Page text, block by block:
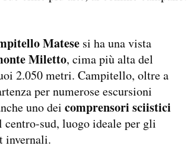
Matesesi ha una vista
Miletto, cima più alta del
2.050 metri. Campitello, oltre a
per numerose escursioni
uno dei comprensori sciistici
sud, luogo ideale per gli
invernali.